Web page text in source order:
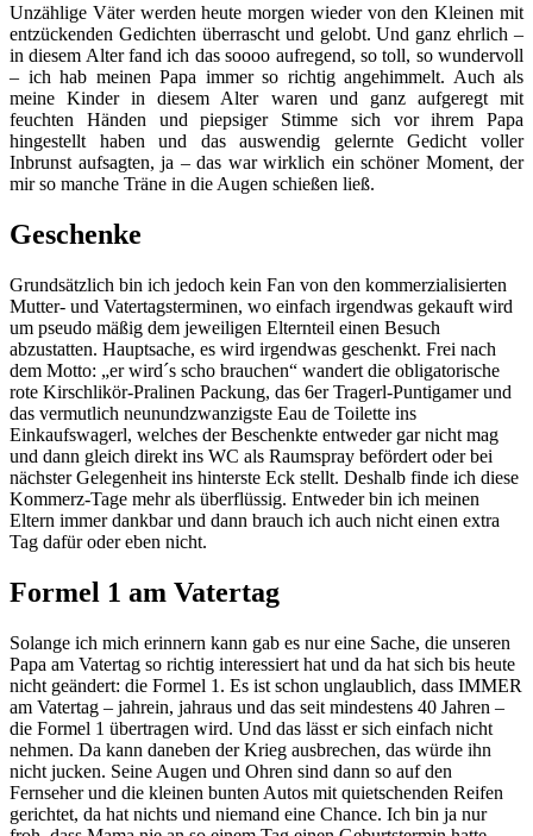
Unzählige Väter werden heute morgen wieder von den Kleinen mit
entzückenden Gedichten überrascht und gelobt. Und ganz ehrlich –
in diesem Alter fand ich das soooo aufregend, so toll, so wundervoll
– ich hab meinen Papa immer so richtig angehimmelt. Auch als
meine Kinder in diesem Alter waren und ganz aufgeregt mit
feuchten Händen und piepsiger Stimme sich vor ihrem Papa
hingestellt haben und das auswendig gelernte Gedicht voller
Inbrunst aufsagten, ja – das war wirklich ein schöner Moment, der
mir so manche Träne in die Augen schießen ließ.
Geschenke
Grundsätzlich bin ich jedoch kein Fan von den kommerzialisierten
Mutter- und Vatertagsterminen, wo einfach irgendwas gekauft wird
um pseudo mäßig dem jeweiligen Elternteil einen Besuch
abzustatten. Hauptsache, es wird irgendwas geschenkt. Frei nach
dem Motto: „er wird´s scho brauchen“ wandert die obligatorische
rote Kirschlikör-Pralinen Packung, das 6er Tragerl-Puntigamer und
das vermutlich neunundzwanzigste Eau de Toilette ins
Einkaufswagerl, welches der Beschenkte entweder gar nicht mag
und dann gleich direkt ins WC als Raumspray befördert oder bei
nächster Gelegenheit ins hinterste Eck stellt. Deshalb finde ich diese
Kommerz-Tage mehr als überflüssig. Entweder bin ich meinen
Eltern immer dankbar und dann brauch ich auch nicht einen extra
Tag dafür oder eben nicht.
Formel 1 am Vatertag
Solange ich mich erinnern kann gab es nur eine Sache, die unseren
Papa am Vatertag so richtig interessiert hat und da hat sich bis heute
nicht geändert: die Formel 1. Es ist schon unglaublich, dass IMMER
am Vatertag – jahrein, jahraus und das seit mindestens 40 Jahren –
die Formel 1 übertragen wird. Und das lässt er sich einfach nicht
nehmen. Da kann daneben der Krieg ausbrechen, das würde ihn
nicht jucken. Seine Augen und Ohren sind dann so auf den
Fernseher und die kleinen bunten Autos mit quietschenden Reifen
gerichtet, da hat nichts und niemand eine Chance. Ich bin ja nur